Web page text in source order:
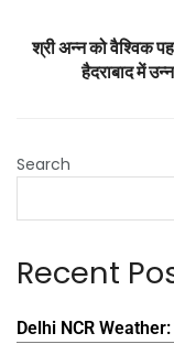
श्री अन्न को वैश्विक
हैदराबाद में
Search
Recent
Delhi NCR